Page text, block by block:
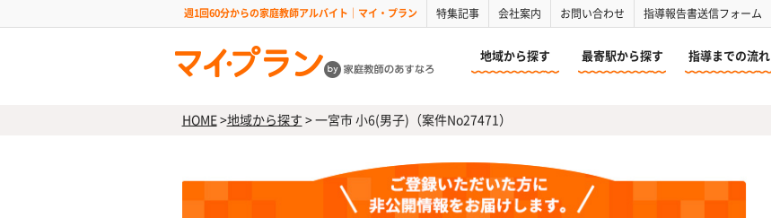
週1回60分からの家庭教師アルバイト｜マイ・プラン 特集記事 会社案内 お問い合わせ 指導報告書送信フォーム
地域から探す 最寄駅から探す 指導までの流れ
HOME>地域から探す >一宮市 小6(男子)（案件No27471）